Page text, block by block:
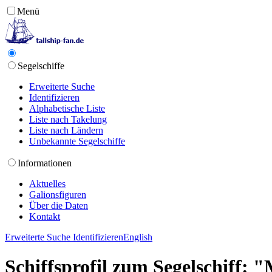
Menü
Segelschiffe
Erweiterte Suche
Identifizieren
Alphabetische Liste
Liste nach Takelung
Liste nach Ländern
Unbekannte Segelschiffe
Informationen
Aktuelles
Galionsfiguren
Über die Daten
Kontakt
Erweiterte Suche IdentifizierenEnglish
Schiffsprofil zum Segelschiff: